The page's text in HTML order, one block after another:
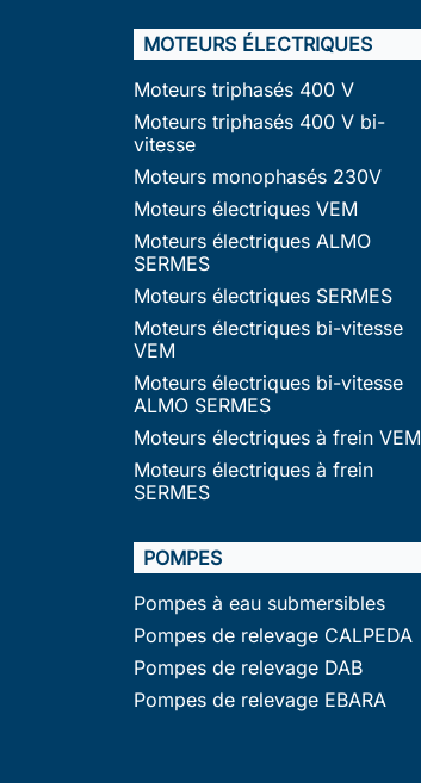
MOTEURS ÉLECTRIQUES
Moteurs triphasés 400 V
Moteurs triphasés 400 V bi-
vitesse
Moteurs monophasés 230V
Moteurs électriques VEM
Moteurs électriques ALMO
SERMES
Moteurs électriques SERMES
Moteurs électriques bi-vitesse
VEM
Moteurs électriques bi-vitesse
ALMO SERMES
Moteurs électriques à frein VEM
Moteurs électriques à frein
SERMES
POMPES
Pompes à eau submersibles
Pompes de relevage CALPEDA
Pompes de relevage DAB
Pompes de relevage EBARA